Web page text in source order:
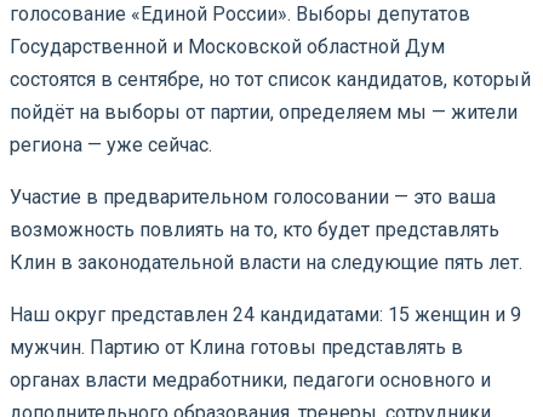
голосование «Единой России». Выборы депутатов
Государственной и Московской областной Дум
состоятся в сентябре, но тот список кандидатов, который
пойдёт на выборы от партии, определяем мы — жители
региона — уже сейчас.
Участие в предварительном голосовании — это ваша
возможность повлиять на то, кто будет представлять
Клин в законодательной власти на следующие пять лет.
Наш округ представлен 24 кандидатами: 15 женщин и 9
мужчин. Партию от Клина готовы представлять в
органах власти медработники, педагоги основного и
дополнительного образования, тренеры, сотрудники